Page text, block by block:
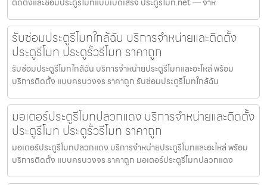
รับซ่อมประตูรีโมทใกล้ฉัน บริการจำหน่ายและติดตั้ง
ประตูรีโมท ประตูรั้วรีโมท ราคาถูก
รับซ่อมประตูรีโมทใกล้ฉัน บริการจำหน่ายประตูรีโมทและอะไหล่ พร้อม
บริการติดตั้ง แบบครบวงจร ราคาถูก รับซ่อมประตูรีโมทใกล้ฉัน
มอเตอร์ประตูรีโมทปลวกแดง บริการจำหน่ายและติดตั้ง
ประตูรีโมท ประตูรั้วรีโมท ราคาถูก
มอเตอร์ประตูรีโมทปลวกแดง บริการจำหน่ายประตูรีโมทและอะไหล่ พร้อม
บริการติดตั้ง แบบครบวงจร ราคาถูก มอเตอร์ประตูรีโมทปลวกแดง